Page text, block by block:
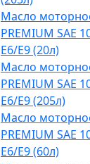
Масло
PREMIUM SAE
E6/E9 (20л)
Масло
PREMIUM SAE
E6/E9 (205л)
Масло
PREMIUM SAE
E6/E9 (60л)